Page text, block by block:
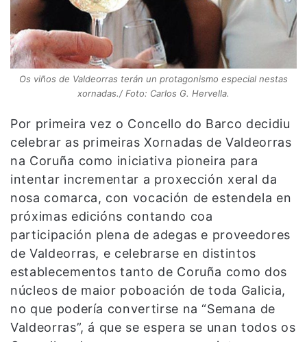
Os viños de Valdeorras terán un protagonismo especial nestas
xornadas./ Foto: Carlos G. Hervella.
Por primeira vez o Concello do Barco decidiu
celebrar as primeiras Xornadas de Valdeorras
na Coruña como iniciativa pioneira para
intentar incrementar a proxección xeral da
nosa comarca, con vocación de estendela en
próximas edicións contando coa
participación plena de adegas e proveedores
de Valdeorras, e celebrarse en distintos
establecementos tanto de Coruña como dos
núcleos de maior poboación de toda Galicia,
no que podería convertirse na “Semana de
Valdeorras”, á que se espera se unan todos os